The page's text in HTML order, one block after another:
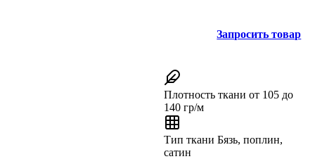
Запросить товар
Плотность ткани от 105 до
140 гр/м
Тип ткани Бязь, поплин,
сатин